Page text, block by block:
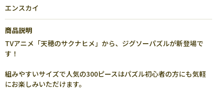
エンスカイ
商品説明
TVアニメ「天穂のサクナヒメ」から、ジグソーパズルが新登場で
す！
組みやすいサイズで人気の300ピースはパズル初心者の方にも気軽
にお楽しみいただけます。